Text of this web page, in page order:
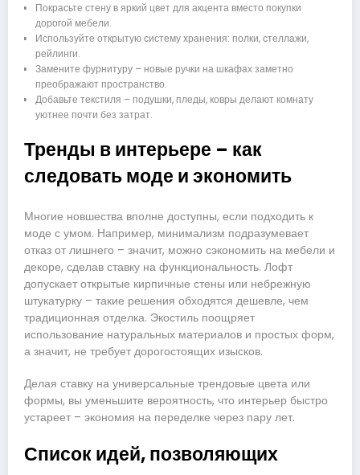
Покрасьте стену в яркий цвет для акцента вместо покупки
дорогой мебели.
Используйте открытую систему хранения: полки, стеллажи,
рейлинги.
Замените фурнитуру – новые ручки на шкафах заметно
преображают пространство.
Добавьте текстиля – подушки, пледы, ковры делают комнату
уютнее почти без затрат.
Тренды в интерьере – как
следовать моде и экономить
Многие новшества вполне доступны, если подходить к
моде с умом. Например, минимализм подразумевает
отказ от лишнего – значит, можно сэкономить на мебели и
декоре, сделав ставку на функциональность. Лофт
допускает открытые кирпичные стены или небрежную
штукатурку – такие решения обходятся дешевле, чем
традиционная отделка. Экостиль поощряет
использование натуральных материалов и простых форм,
а значит, не требует дорогостоящих изысков.
Делая ставку на универсальные трендовые цвета или
формы, вы уменьшите вероятность, что интерьер быстро
устареет – экономия на переделке через пару лет.
Список идей, позволяющих